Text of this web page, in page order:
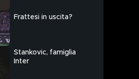
Frattesi in uscita?
Stankovic, famiglia
Inter